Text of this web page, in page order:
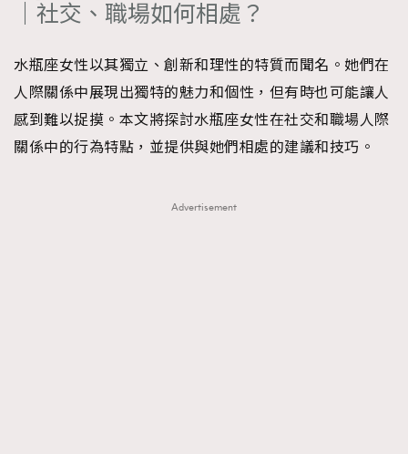
｜社交、職場如何相處？
水瓶座女性以其獨立、創新和理性的特質而聞名。她們在
人際關係中展現出獨特的魅力和個性，但有時也可能讓人
感到難以捉摸。本文將探討水瓶座女性在社交和職場人際
關係中的行為特點，並提供與她們相處的建議和技巧。
Advertisement